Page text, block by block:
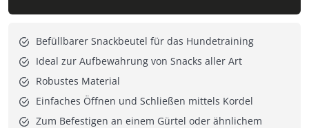
Befüllbarer Snackbeutel für das Hundetraining
Ideal zur Aufbewahrung von Snacks aller Art
Robustes Material
Einfaches Öffnen und Schließen mittels Kordel
Zum Befestigen an einem Gürtel oder ähnlichem